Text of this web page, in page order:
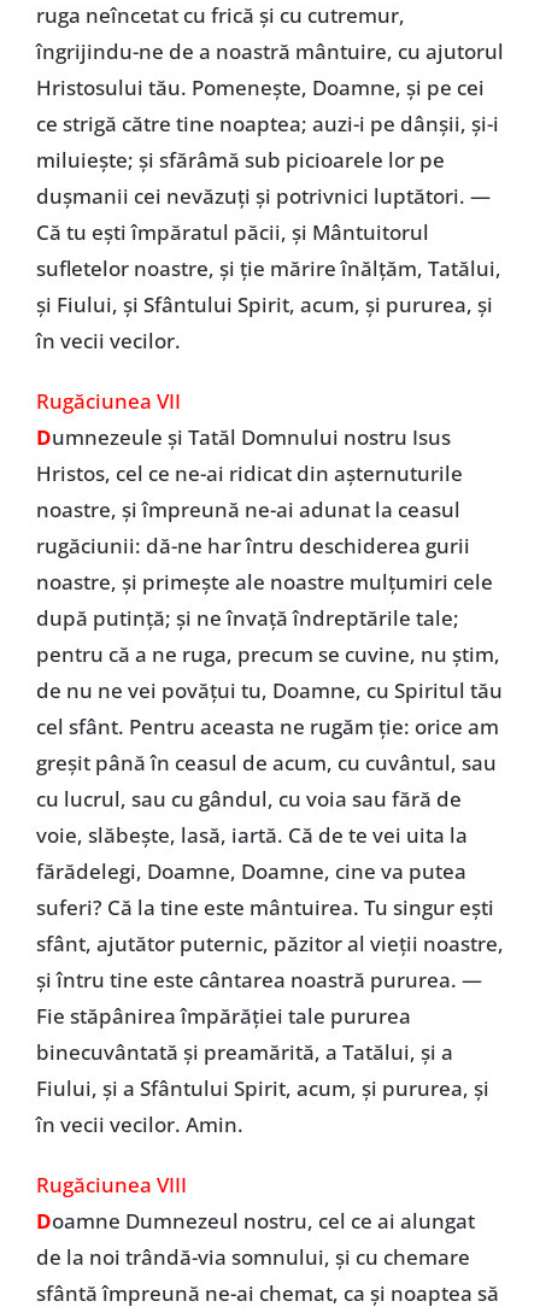
ruga neîncetat cu frică și cu cutremur,
îngrijindu-ne de a noastră mântuire, cu ajutorul
Hristosului tău. Pomenește, Doamne, și pe cei
ce strigă către tine noaptea; auzi-i pe dânșii, și-i
miluiește; și sfărâmă sub picioarele lor pe
dușmanii cei nevăzuți și potrivnici luptători. —
Că tu ești împăratul păcii, și Mântuitorul
sufletelor noastre, și ție mărire înălțăm, Tatălui,
și Fiului, și Sfântului Spirit, acum, și pururea, și
în vecii vecilor.
Rugăciunea VII
Dumnezeule și Tatăl Domnului nostru Isus
Hristos, cel ce ne-ai ridicat din așternuturile
noastre, și împreună ne-ai adunat la ceasul
rugăciunii: dă-ne har întru deschiderea gurii
noastre, și primește ale noastre mulțumiri cele
după putință; și ne învață îndreptările tale;
pentru că a ne ruga, precum se cuvine, nu știm,
de nu ne vei povățui tu, Doamne, cu Spiritul tău
cel sfânt. Pentru aceasta ne rugăm ție: orice am
greșit până în ceasul de acum, cu cuvântul, sau
cu lucrul, sau cu gândul, cu voia sau fără de
voie, slăbește, lasă, iartă. Că de te vei uita la
fărădelegi, Doamne, Doamne, cine va putea
suferi? Că la tine este mântuirea. Tu singur ești
sfânt, ajutător puternic, păzitor al vieții noastre,
și întru tine este cântarea noastră pururea. —
Fie stăpânirea împărăției tale pururea
binecuvântată și preamărită, a Tatălui, și a
Fiului, și a Sfântului Spirit, acum, și pururea, și
în vecii vecilor. Amin.
Rugăciunea VIII
Doamne Dumnezeul nostru, cel ce ai alungat
de la noi trândă-via somnului, și cu chemare
sfântă împreună ne-ai chemat, ca și noaptea să